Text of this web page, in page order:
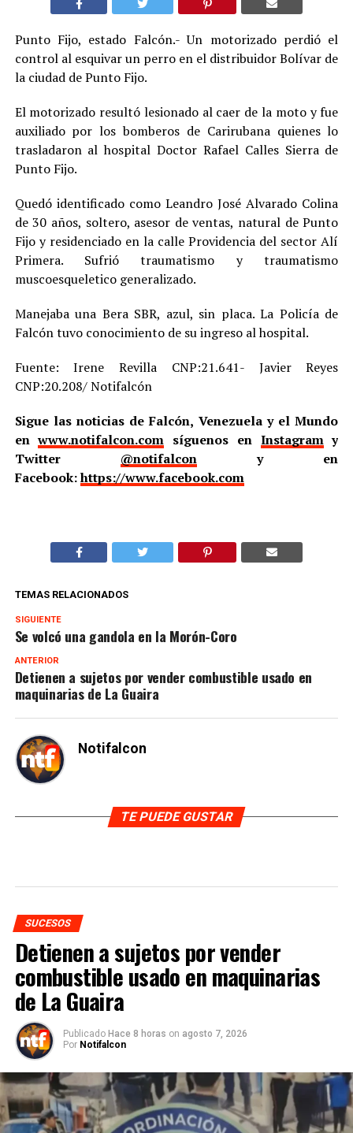
Punto Fijo, estado Falcón.- Un motorizado perdió el
control al esquivar un perro en el distribuidor Bolívar de
la ciudad de Punto Fijo.
El motorizado resultó lesionado al caer de la moto y fue
auxiliado por los bomberos de Carirubana quienes lo
trasladaron al hospital Doctor Rafael Calles Sierra de
Punto Fijo.
Quedó identificado como Leandro José Alvarado Colina
de 30 años, soltero, asesor de ventas, natural de Punto
Fijo y residenciado en la calle Providencia del sector Alí
Primera. Sufrió traumatismo y traumatismo
muscoesqueletico generalizado.
Manejaba una Bera SBR, azul, sin placa. La Policía de
Falcón tuvo conocimiento de su ingreso al hospital.
Fuente: Irene Revilla CNP:21.641- Javier Reyes
CNP:20.208/ Notifalcón
Sigue las noticias de Falcón, Venezuela y el Mundo
enwww.notifalcon.com síguenos en Instagramy
Twitter @notifalcony en
Facebook:https://www.facebook.com
TEMAS RELACIONADOS
SIGUIENTE
Se volcó una gandola en la Morón-Coro
ANTERIOR
Detienen a sujetos por vender combustible usado en
maquinarias de La Guaira
Notifalcon
TE PUEDE GUSTAR
SUCESOS
Detienen a sujetos por vender
combustible usado en maquinarias
de La Guaira
Publicado Hace 8 horas on agosto 7, 2026
Por Notifalcon